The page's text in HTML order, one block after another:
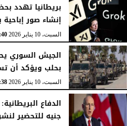
بريطانيا تهدد
إنشاء صور إباحية
السبت، 10 يناير 2026
الجيش السوري
بحلب ويؤكد أن
السبت، 10 يناير 2026
جنيه للتحضير